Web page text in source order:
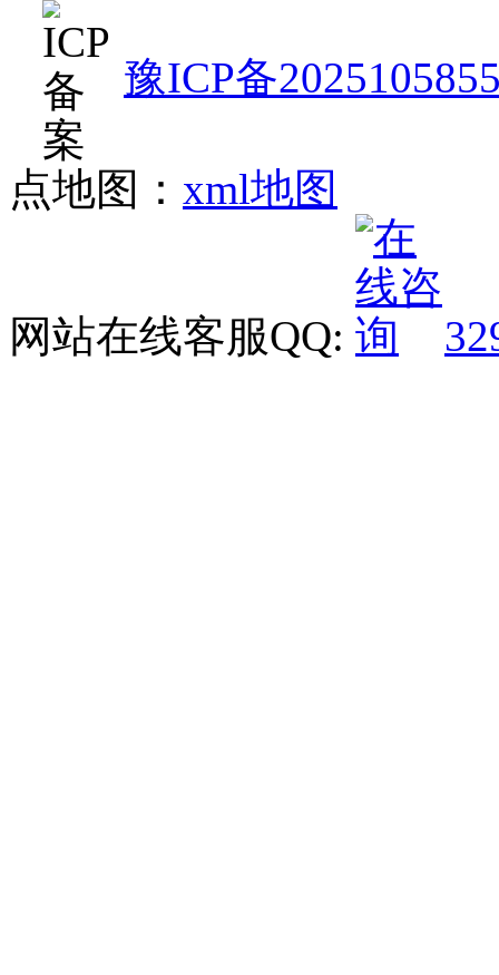
豫ICP备
点地图： xml地图
网站在线客服QQ: